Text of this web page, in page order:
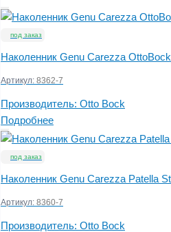
под заказ
Наколенник Genu Carezza
Артикул: 8362-7
Производитель: Otto Bock
Подробнее
под заказ
Наколенник Genu Carezza Patella
Артикул: 8360-7
Производитель: Otto Bock